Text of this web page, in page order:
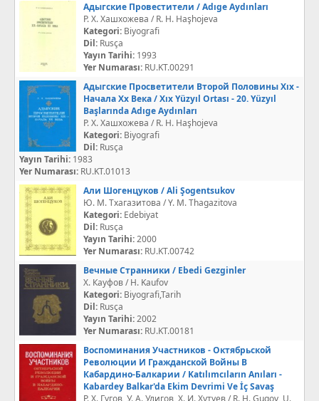
Адыгские Провестители / Adıge Aydınları
Р. Х. Хашхожева / R. H. Haşhojeva
Kategori: Biyografi
Dil: Rusça
Yayın Tarihi: 1993
Yer Numarası: RU.KT.00291
Адыгские Просветители Второй Половины Xıx -
Начала Xx Века / Xıx Yüzyıl Ortası - 20. Yüzyıl
Başlarında Adıge Aydınları
Р. Х. Хашхожева / R. H. Haşhojeva
Kategori: Biyografi
Dil: Rusça
Yayın Tarihi: 1983
Yer Numarası: RU.KT.01013
Али Шогенцуков / Ali Şogentsukov
Ю. М. Тхагазитова / Y. M. Thagazitova
Kategori: Edebiyat
Dil: Rusça
Yayın Tarihi:2000
Yer Numarası: RU.KT.00742
Вечные Странники / Ebedi Gezginler
Х. Кауфов / H. Kaufov
Kategori: Biyografi,Tarih
Dil: Rusça
Yayın Tarihi:2002
Yer Numarası: RU.KT.00181
Воспоминания Участников - Октябрьской
Революции И Гражданской Войны В
Кабардино-Балкарии / Katılımcıların Anıları -
Kabardey Balkar'da Ekim Devrimi Ve İç Savaş
Р. Х. Гугов, У. А. Улигов, Х. И. Хутуев / R. H. Gugov, U.